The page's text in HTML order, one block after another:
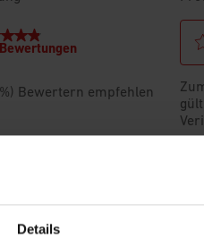
Details